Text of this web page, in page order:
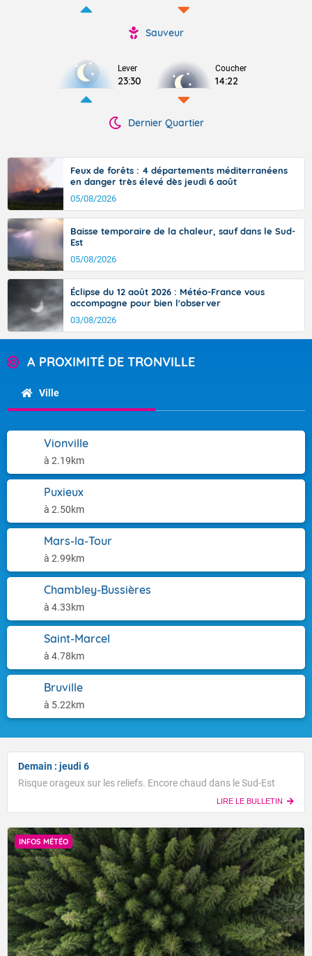
Sauveur
Lever
23:30
Coucher
14:22
Dernier Quartier
Feux de forêts : 4 départements méditerranéens
en danger très élevé dès jeudi 6 août
05/08/2026
Baisse temporaire de la chaleur, sauf dans le Sud-
Est
05/08/2026
Éclipse du 12 août 2026 : Météo-France vous
accompagne pour bien l'observer
03/08/2026
A PROXIMITÉ DE TRONVILLE
Ville
Vionville
à 2.19km
Puxieux
à 2.50km
Mars-la-Tour
à 2.99km
Chambley-Bussières
à 4.33km
Saint-Marcel
à 4.78km
Bruville
à 5.22km
Demain : jeudi 6
Risque orageux sur les reliefs. Encore chaud dans le Sud-Est
LIRE LE BULLETIN
INFOS MÉTÉO